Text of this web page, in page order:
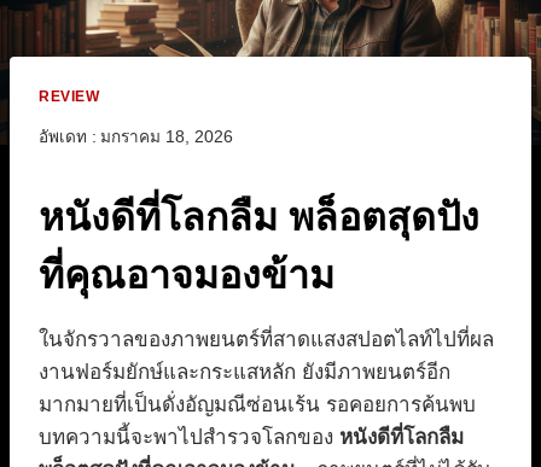
REVIEW
อัพเดท : มกราคม 18, 2026
หนังดีที่โลกลืม พล็อตสุดปัง
ที่คุณอาจมองข้าม
ในจักรวาลของภาพยนตร์ที่สาดแสงสปอตไลท์ไปที่ผล
งานฟอร์มยักษ์และกระแสหลัก ยังมีภาพยนตร์อีก
มากมายที่เป็นดั่งอัญมณีซ่อนเร้น รอคอยการค้นพบ
บทความนี้จะพาไปสำรวจโลกของ หนังดีที่โลกลืม